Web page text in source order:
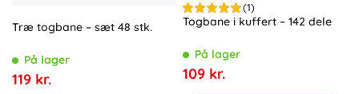
Træ togbane – sæt 48 stk.
På lager
119 kr.
(1)
Togbane i kuffert – 142 dele
På lager
109 kr.